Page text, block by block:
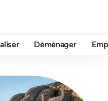
Déménager